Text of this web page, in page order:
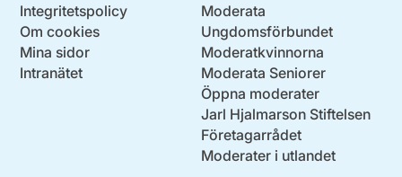
Integritetspolicy
Om cookies
Mina sidor
Intranätet
Moderata
Ungdomsförbundet
Moderatkvinnorna
Moderata Seniorer
Öppna moderater
Jarl Hjalmarson Stiftelsen
Företagarrådet
Moderater i utlandet